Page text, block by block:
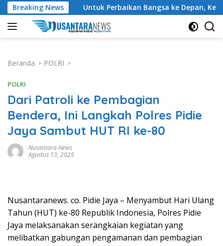
Langsung
ke
konten
Breaking NewsUntuk Perbaikan Bangsa ke Depan, Ketum DPP
Beranda POLRI
POLRI
Dari Patroli ke Pembagian
Bendera, Ini Langkah Polres Pidie
Jaya Sambut HUT RI ke-80
Nusantara News
Agustus 13, 2025
Nusantaranews. co. Pidie Jaya – Menyambut Hari Ulang
Tahun (HUT) ke-80 Republik Indonesia, Polres Pidie
Jaya melaksanakan serangkaian kegiatan yang
melibatkan gabungan pengamanan dan pembagian